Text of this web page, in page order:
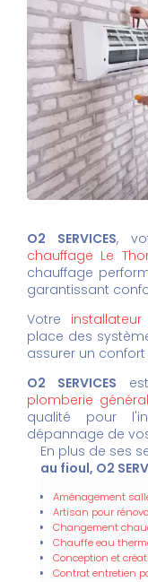
O2 SERVICES,
chauffage Le
chauffage
garantissant
Votre
place des
assurer un
O2 SERVICES
plomberie
qualité pour
dépannage de
En plus de ses
au fioul, O2
Aménagement
Artisan pour
Changement
Chauffe eau
Conception et
Contrat entretien